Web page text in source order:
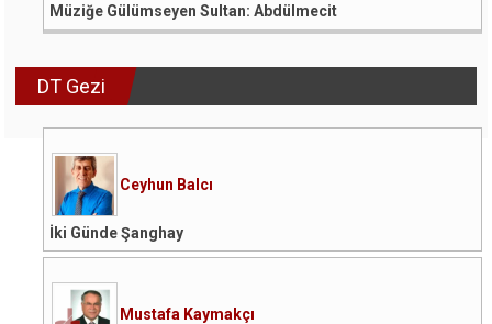
Müziğe Gülümseyen Sultan: Abdülmecit
DT Gezi
Ceyhun Balcı
İki Günde Şanghay
Mustafa Kaymakçı